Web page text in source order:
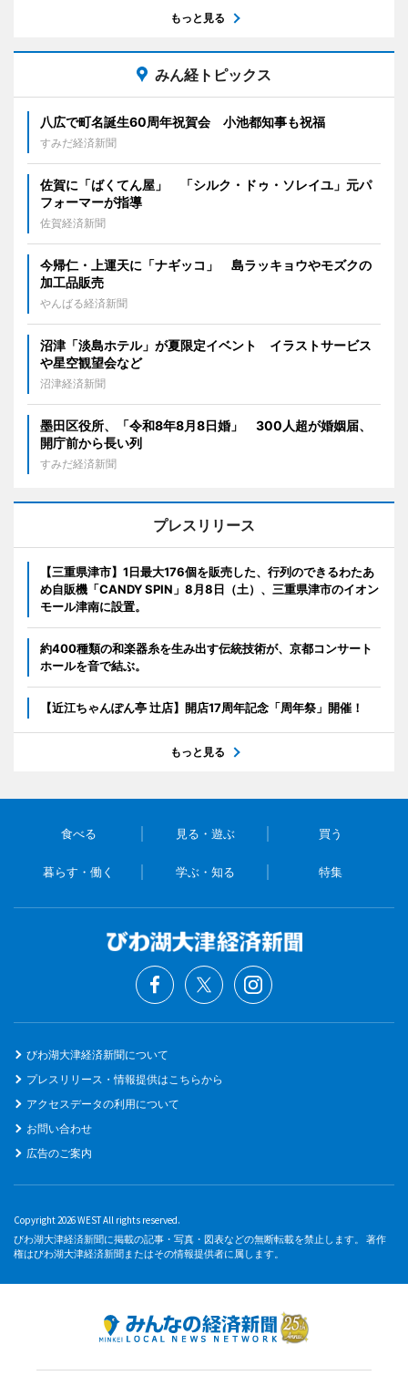
もっと見る
みん経トピックス
八広で町名誕生60周年祝賀会 小池都知事も祝福
すみだ経済新聞
佐賀に「ばくてん屋」 「シルク・ドゥ・ソレイユ」元パ
フォーマーが指導
佐賀経済新聞
今帰仁・上運天に「ナギッコ」 島ラッキョウやモズクの
加工品販売
やんばる経済新聞
沼津「淡島ホテル」が夏限定イベント イラストサービス
や星空観望会など
沼津経済新聞
墨田区役所、「令和8年8月8日婚」 300人超が婚姻届、
開庁前から長い列
すみだ経済新聞
プレスリリース
【三重県津市】1日最大176個を販売した、行列のできるわたあ
め自販機「CANDY SPIN」8月8日（土）、三重県津市のイオン
モール津南に設置。
約400種類の和楽器糸を生み出す伝統技術が、京都コンサート
ホールを音で結ぶ。
【近江ちゃんぽん亭 辻店】開店17周年記念「周年祭」開催！
もっと見る
食べる 見る・遊ぶ 買う
暮らす・働く 学ぶ・知る 特集
びわ湖大津経済新聞について
プレスリリース・情報提供はこちらから
アクセスデータの利用について
お問い合わせ
広告のご案内
Copyright 2026 WEST All rights reserved.
びわ湖大津経済新聞に掲載の記事・写真・図表などの無断転載を禁止します。 著作
権はびわ湖大津経済新聞またはその情報提供者に属します。